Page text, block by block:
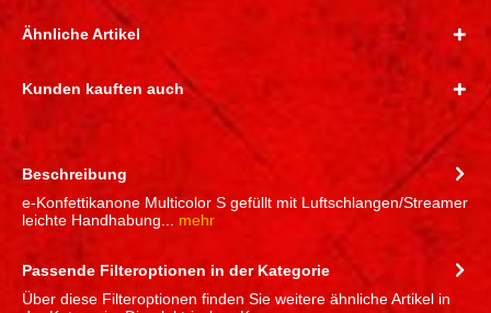
Ähnliche Artikel
Kunden kauften auch
Beschreibung
e-Konfettikanone Multicolor S gefüllt mit Luftschlangen/Streamer
leichte Handhabung...
mehr
Passende Filteroptionen in der Kategorie
Über diese Filteroptionen finden Sie weitere ähnliche Artikel in